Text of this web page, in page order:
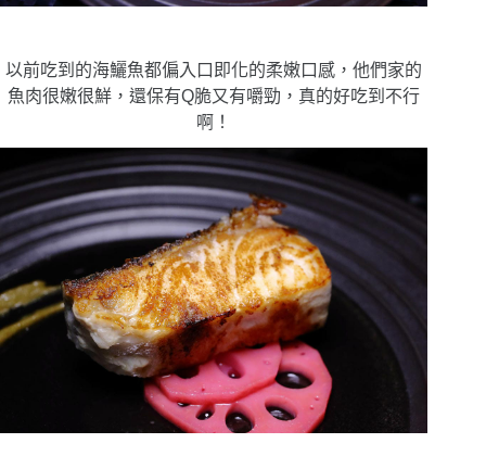
以前吃到的海鱺魚都偏入口即化的柔嫩口感，他們家的
魚肉很嫩很鮮，還保有Q脆又有嚼勁，真的好吃到不行
啊！